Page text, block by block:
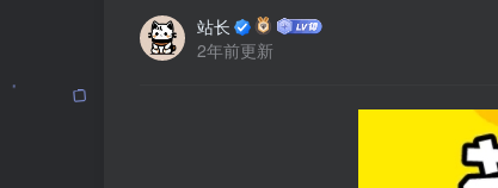
站长
2年前更新